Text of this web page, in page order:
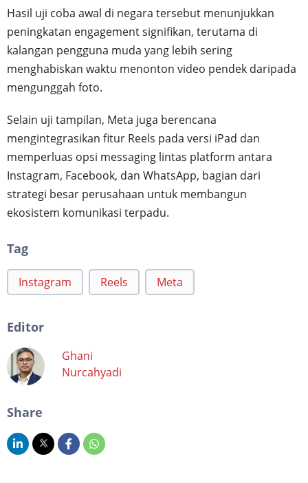
Hasil uji coba awal di negara tersebut menunjukkan
peningkatan engagement signifikan, terutama di
kalangan pengguna muda yang lebih sering
menghabiskan waktu menonton video pendek daripada
mengunggah foto.
Selain uji tampilan, Meta juga berencana
mengintegrasikan fitur Reels pada versi iPad dan
memperluas opsi messaging lintas platform antara
Instagram, Facebook, dan WhatsApp, bagian dari
strategi besar perusahaan untuk membangun
ekosistem komunikasi terpadu.
Tag
Instagram Reels Meta
Editor
Ghani
Nurcahyadi
Share